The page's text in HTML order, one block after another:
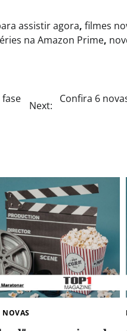
assistir agora, filmes
na Amazon Prime,
Next:
Confira 6
NOVAS​